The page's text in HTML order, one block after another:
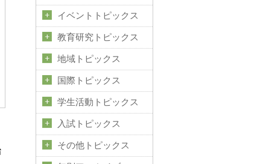
イベントトピックス
教育研究トピックス
地域トピックス
国際トピックス
学生活動トピックス
入試トピックス
その他トピックス